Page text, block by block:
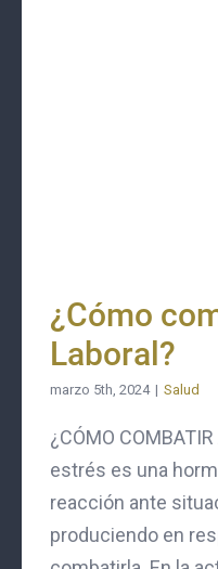
¿Cómo
Laboral?
marzo 5th, 2024 | Salud
¿CÓMO COMBATIR
estrés es una
reacción ante
produciendo en